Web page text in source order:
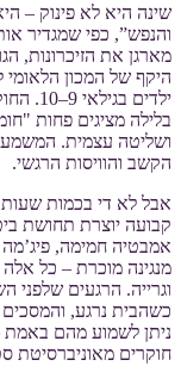
שינה היא לא פינוק –
והנפש”, כפי שמגדיר
מארגן את הזיכרונות,
ילדים
בלילה מציגים פחות
ושליטה עצמית.
הקשב והוויסות הרגשי.
אבל לא די בכמות
קבועה יוצרת תחושת
אמבטיה חמימה,
מנגינה מוכרת – כל אלה
וגרייה. הרגעים שלפני
כשהבית נרגע, והמסכים
ניתן לשמוע מהם באמת
חוקרים מאוניברסיטת